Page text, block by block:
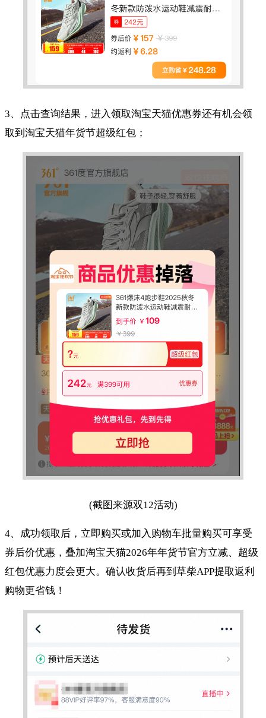
3、点击查询结果，进入领取淘宝天猫优惠券还有机会领
取到淘宝天猫年货节超级红包；
(截图来源双12活动)
4、成功领取后，立即购买或加入购物车批量购买可享受
券后价优惠，叠加淘宝天猫2026年年货节官方立减、超级
红包优惠力度会更大。确认收货后再到草柴APP提取返利
购物更省钱！